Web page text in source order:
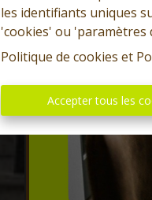
les identifiants uniques
'cookies' ou 'paramètres
Politique de cookies et
Accepter tous les